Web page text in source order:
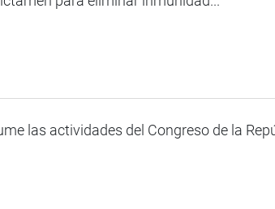
las actividades del Congreso de la